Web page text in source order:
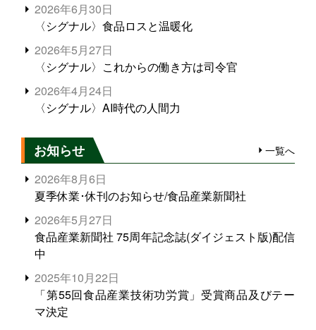
2026年6月30日
〈シグナル〉食品ロスと温暖化
2026年5月27日
〈シグナル〉これからの働き方は司令官
2026年4月24日
〈シグナル〉AI時代の人間力
お知らせ 一覧へ
2026年8月6日
夏季休業･休刊のお知らせ/食品産業新聞社
2026年5月27日
食品産業新聞社 75周年記念誌(ダイジェスト版)配信
中
2025年10月22日
「第55回食品産業技術功労賞」受賞商品及びテー
マ決定